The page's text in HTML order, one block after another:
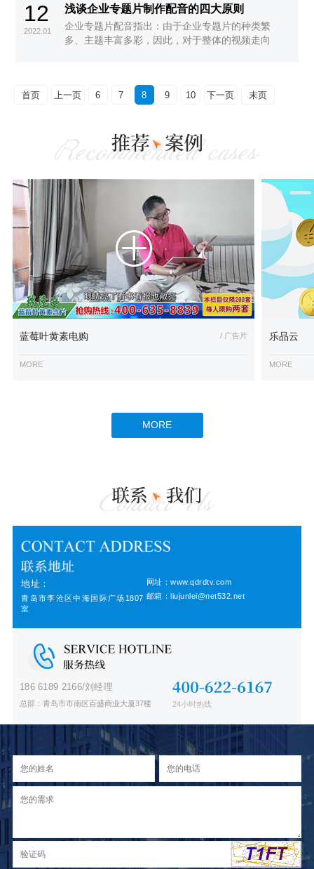
响专题片的宣传效果。文案撰写更应该贴合受众
所需，从受众的立场出发，让专题片发挥出极大
的宣传力。
12
2022.01
浅谈企业专题片制作配音的四大原则
企业专题片配音指出：由于企业专题片的种类繁
多、主题丰富多彩，因此，对于整体的视频走向
首页 上一页 6 7 8 9 10 下一页 末页
蓝莓叶黄素电购 / 广告片
MORE
乐品云
MORE
MORE
地址：
青岛市李沧区中海国际广场1807
室
网址：www.qdrdtv.com
邮箱：liujunlei@net532.net
186 6189 2166/刘经理
总部：青岛市市南区百盛商业大厦37楼 24小时热线